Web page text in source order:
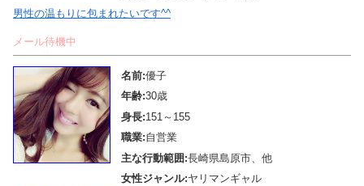
男性の温もりに包まれたいです^^
メール待機中
名前:優子
年齢:30歳
身長:151～155
職業:自営業
主な行動範囲:長崎県島原市、他
女性ジャンル:ヤリマンギャル